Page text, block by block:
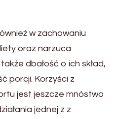
w zachowaniu
oraz narzuca
dbałość o ich skład,
porcji. Korzyści z
jest jeszcze mnóstwo
jednej z z